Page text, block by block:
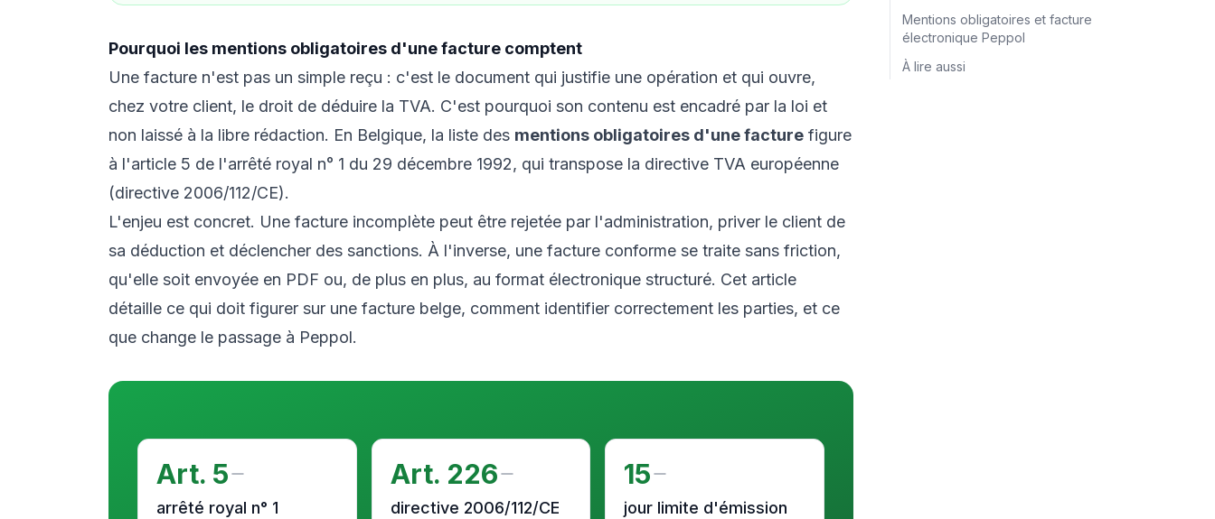
Pourquoi les mentions obligatoires d'une facture comptent
Une facture n'est pas un simple reçu : c'est le document qui justifie une opération et qui ouvre,
chez votre client, le droit de déduire la TVA. C'est pourquoi son contenu est encadré par la loi et
non laissé à la libre rédaction. En Belgique, la liste des mentions obligatoires d'une facture figure
à l'article 5 de l'arrêté royal n° 1 du 29 décembre 1992, qui transpose la directive TVA européenne
(directive 2006/112/CE).
L'enjeu est concret. Une facture incomplète peut être rejetée par l'administration, priver le client de
sa déduction et déclencher des sanctions. À l'inverse, une facture conforme se traite sans friction,
qu'elle soit envoyée en PDF ou, de plus en plus, au format électronique structuré. Cet article
détaille ce qui doit figurer sur une facture belge, comment identifier correctement les parties, et ce
que change le passage à Peppol.
Art. 5
arrêté royal n° 1
Art. 226
directive 2006/112/CE
15
jour limite d'émission
Mentions obligatoires et facture
électronique Peppol
À lire aussi